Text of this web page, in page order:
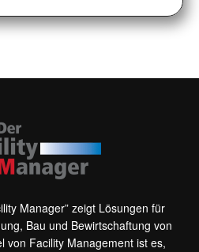
Manager” zeigt Lösungen für
Bau und Bewirtschaftung von
von Facility Management ist es,